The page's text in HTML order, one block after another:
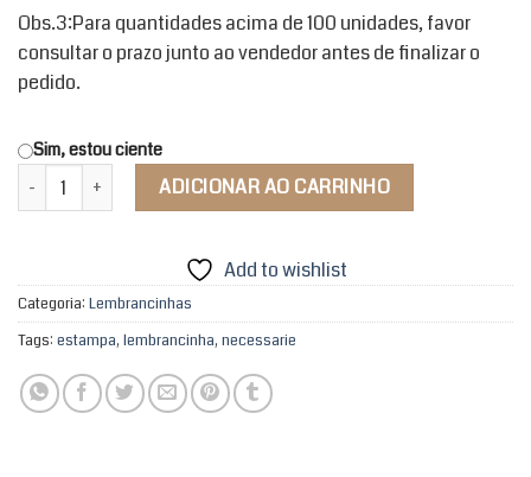
Obs.3:Para quantidades acima de 100 unidades, favor
consultar o prazo junto ao vendedor antes de finalizar o
pedido.
Sim, estou ciente
Necessarie Meu Ori Aquarela quantidade
ADICIONAR AO CARRINHO
Add to wishlist
Categoria: Lembrancinhas
Tags: estampa, lembrancinha, necessarie